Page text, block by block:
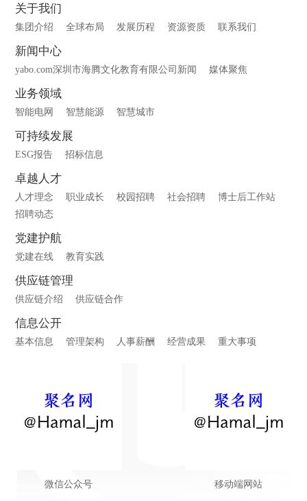
关于我们
集团介绍 全球布局 发展历程 资源资质 联系我们
新闻中心
yabo.com深圳市海腾文化教育有限公司新闻 媒体聚焦
业务领域
智能电网 智慧能源 智慧城市
可持续发展
ESG报告 招标信息
卓越人才
人才理念 职业成长 校园招聘 社会招聘
博士后工作站
招聘动态
党建护航
党建在线 教育实践
供应链管理
供应链介绍 供应链合作
信息公开
基本信息 管理架构 人事薪酬 经营成果 重大事项
微信公众号 移动端网站